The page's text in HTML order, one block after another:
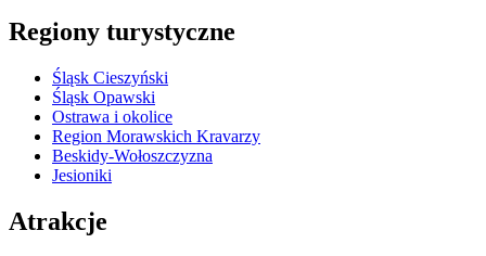
−
Regiony turystyczne
Śląsk Cieszyński
Śląsk Opawski
Ostrawa i okolice
Region Morawskich Kravarzy
Beskidy-Wołoszczyzna
Jesioniki
Atrakcje